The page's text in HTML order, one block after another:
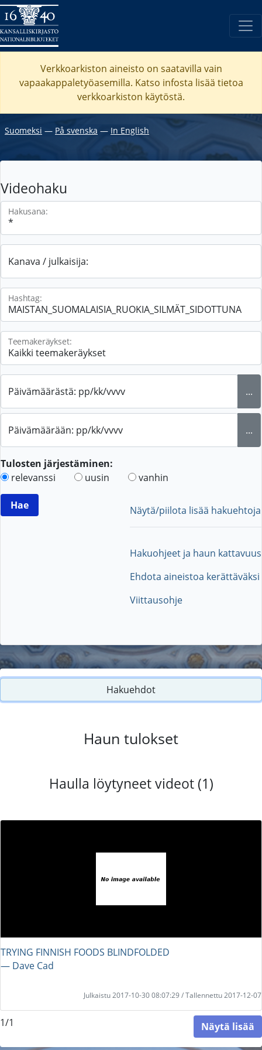
Verkkoarkiston aineisto on saatavilla vain
vapaakappaletyöasemilla. Katso infosta lisää tietoa
verkkoarkiston käytöstä.
Suomeksi ― På svenska ― In English
Videohaku
Hakusana:
Kanava / julkaisija:
Hashtag:
Teemakeräykset:
Päivämäärästä: pp/kk/vvvv ...
Päivämäärään: pp/kk/vvvv ...
Tulosten järjestäminen:
relevanssi
uusin vanhin
Näytä/piilota lisää hakuehtoja
Hakuohjeet ja haun kattavuus
Ehdota aineistoa kerättäväksi
Viittausohje
Hakuehdot
Haun tulokset
Haulla löytyneet videot (1)
TRYING FINNISH FOODS BLINDFOLDED
― Dave Cad
Julkaistu 2017-10-30 08:07:29 / Tallennettu 2017-12-07
1/1 Näytä lisää